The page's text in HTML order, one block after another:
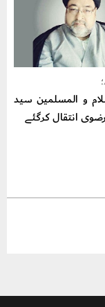
و المسلمین سید
انتقال کرگئے